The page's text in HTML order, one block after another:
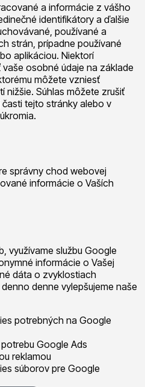
a informácie z vášho
identifikátory a ďalšie
používané a
strán, prípadne používané
aplikáciou. Niektorí
osobné údaje na základe
môžete vzniesť
nižšie. Súhlas môžete zrušiť
tejto stránky alebo v
správny chod webovej
informácie o Vaších
využívame službu Google
informácie o Vašej
dáta o zvyklostiach
denne vylepšujeme naše
potrebných na Google
Google Ads
reklamou
súborov pre Google